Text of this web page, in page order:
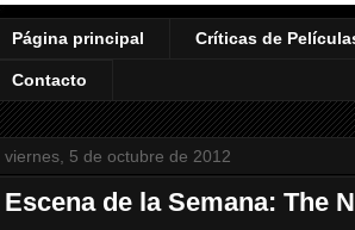
Página principal Críticas de
Contacto
viernes, 5 de octubre de 2012
Escena de la Semana: The